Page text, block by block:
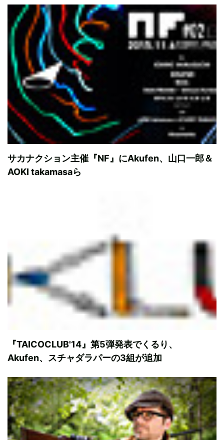
サカナクション主催『NF』にAkufen、山口一郎＆
AOKI takamasaら
『TAICOCLUB'14』第5弾発表でくるり、
Akufen、スチャダラパーの3組が追加